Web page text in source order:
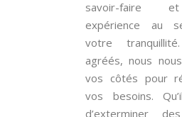
savoir-faire
expérience au
votre
agréés, nous
vos côtés pour
vos besoins.
d’exterminer